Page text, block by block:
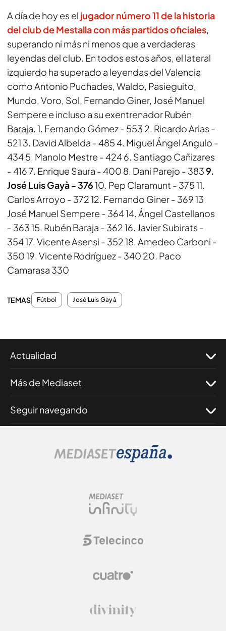
A día de hoy es el jugador número 11 de la historia
del club de Mestalla con más partidos oficiales,
superando ni más ni menos que a verdaderas
leyendas del club. En todos estos años, el lateral
izquierdo ha superado a leyendas del Valencia
como Antonio Puchades, Waldo, Pasieguito,
Mundo, Voro, Sol, Fernando Giner, José Manuel
Sempere e incluso a su exentrenador Rubén
Baraja. 1. Fernando Gómez - 553 2. Ricardo Arias -
521 3. David Albelda - 485 4. Miguel Ángel Angulo -
434 5. Manolo Mestre - 424 6. Santiago Cañizares
- 416 7. Enrique Saura - 400 8. Dani Parejo - 3839.
José Luis Gayà - 37610. Pep Claramunt - 375 11.
Carlos Arroyo - 372 12. Fernando Giner - 369 13.
José Manuel Sempere - 364 14. Ángel Castellanos
- 363 15. Rubén Baraja - 362 16. Javier Subirats -
354 17. Vicente Asensi - 352 18. Amedeo Carboni -
350 19. Vicente Rodríguez - 340 20. Paco
Camarasa 330
TEMAS Fútbol José Luis Gayà
Actualidad
Más de Mediaset
Seguir navegando